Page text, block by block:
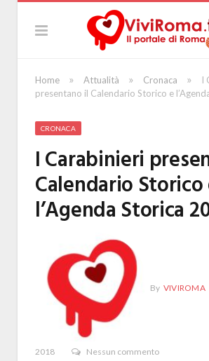
Home » Attualità » Cronaca »
I
presentano il Calendario Storico e
CRONACA
I Carabinieri
Calendario Storico
l’Agenda Storica
By VIVIROMA
2018 Nessun commento